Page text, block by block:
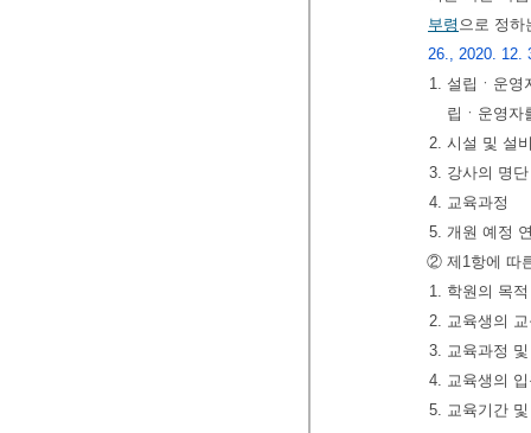
부령 으로 정
26., 2020. 12.
1. 설립ㆍ운영
립ㆍ운영자
2. 시설 및 설
3. 강사의 명
4. 교육과정
5. 개원 예정
② 제1항에 따
1. 학원의 목
2. 교육생의
3. 교육과정
4. 교육생의
5. 교육기간